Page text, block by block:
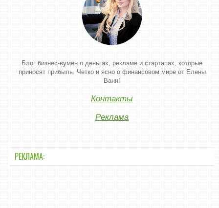
Блог бизнес-вумен о деньгах, рекламе и стартапах, которые
приносят прибыль. Четко и ясно о финансовом мире от Елены
Ванн!
Контакты
Реклама
РЕКЛАМА: